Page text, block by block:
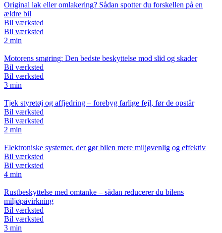
Original lak eller omlakering? Sådan spotter du forskellen på en
ældre bil
Bil værksted
Bil værksted
2 min
Motorens smøring: Den bedste beskyttelse mod slid og skader
Bil værksted
Bil værksted
3 min
Tjek styretøj og affjedring – forebyg farlige fejl, før de opstår
Bil værksted
Bil værksted
2 min
Elektroniske systemer, der gør bilen mere miljøvenlig og effektiv
Bil værksted
Bil værksted
4 min
Rustbeskyttelse med omtanke – sådan reducerer du bilens
miljøpåvirkning
Bil værksted
Bil værksted
3 min